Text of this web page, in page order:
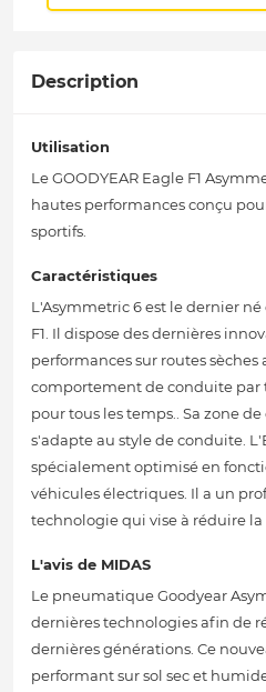
Description
Utilisation
Le GOODYEAR Eagle F1
hautes performances conçu
sportifs.
Caractéristiques
L'Asymmetric 6 est le dernier
F1. Il dispose des dernières
performances sur routes
comportement de conduite par
pour tous les temps.. Sa zone
s'adapte au style de conduite.
spécialement optimisé en
véhicules électriques. Il a un
technologie qui vise à réduire
L'avis de MIDAS
Le pneumatique Goodyear
dernières technologies afin de
dernières générations. Ce
performant sur sol sec et